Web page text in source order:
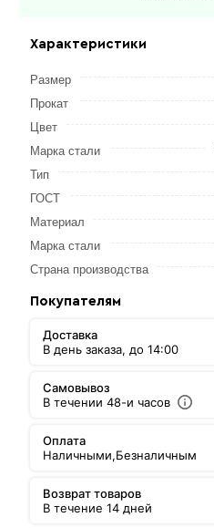
Характеристики
Размер
Прокат
Цвет
Марка стали
Тип
ГОСТ
Материал
Марка стали
Страна производства
Покупателям
Доставка
В день заказа, до 14:00
Самовывоз
В течении 48-и часов
Оплата
Наличными,Безналичным
Возврат товаров
В течение 14 дней